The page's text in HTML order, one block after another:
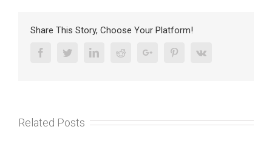
limite
Share This Story, Choose Your Platform!
FacebookTwitterLinkedinRedditGoogle+ PinterestVk
Related Posts